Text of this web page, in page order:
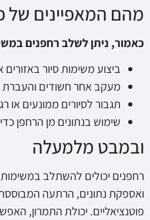
מהם המאפיינים של
כאמור, ניתן לשלב רחפנים
ביצוע משימות סיור
מעקב אחר חשודים והעברת
תגבור לסיורים ממונעים או
שימוש בנתונים מן הרחפן
ובמבט מלמעלה
רחפנים יכולים להשתלב
ואספקת נתונים, הרתעה המבוססת
פוטנציאליים. יכולת התמרון,